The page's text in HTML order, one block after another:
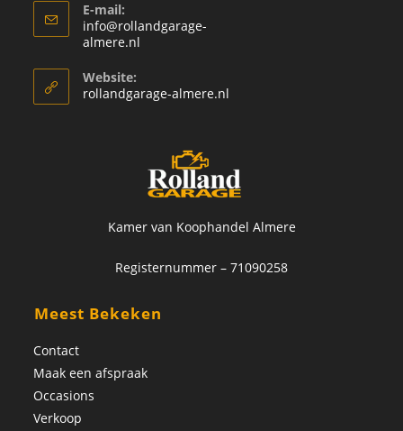
E-mail:
info@rollandgarage-
almere.nl
Website:
rollandgarage-almere.nl
Kamer van Koophandel Almere
Registernummer – 71090258
Meest Bekeken
Contact
Maak een afspraak
Occasions
Verkoop